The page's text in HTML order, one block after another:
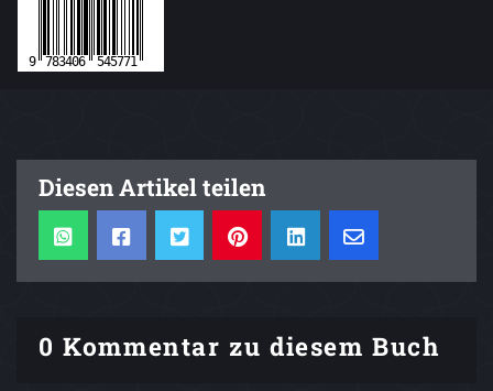
Diesen Artikel teilen
0 Kommentar zu diesem Buch